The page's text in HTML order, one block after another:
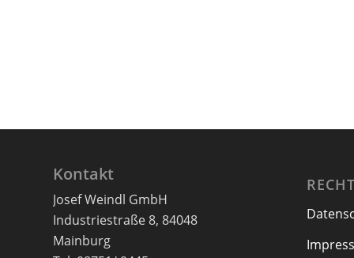
Kontakt
Josef Weindl GmbH
Industriestraße 8, 84048
Mainburg